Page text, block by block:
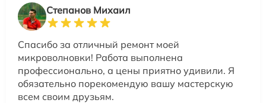
Степанов Михаил
Спасибо за отличный ремонт моей
микроволновки! Работа выполнена
профессионально, а цены приятно удивили. Я
обязательно порекомендую вашу мастерскую
всем своим друзьям.